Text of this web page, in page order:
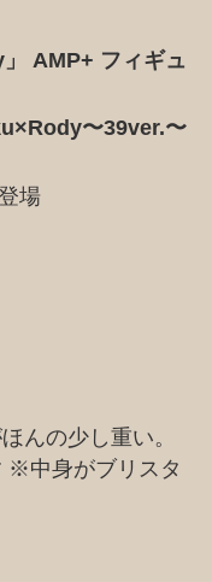
」 AMP+ フィギュ
〜39ver.〜
場
んの少し重い。
※中身がブリスタ